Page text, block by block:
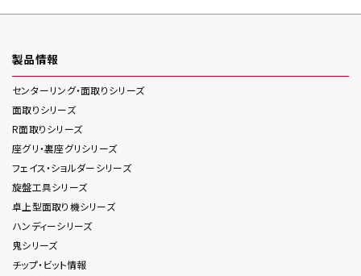
製品情報
センターリング・面取りシリーズ
面取りシリーズ
R面取りシリーズ
座グリ・裏座グリシリーズ
フェイス・ショルダーシリーズ
旋盤工具シリーズ
卓上型面取り機シリーズ
ハンディーシリーズ
鬼シリーズ
チップ・ビット情報